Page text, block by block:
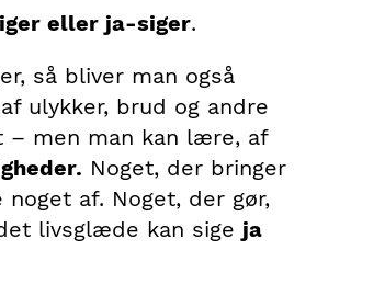
eller ja-siger.
så bliver man også
ulykker, brud og andre
– men man kan lære, af
Noget, der bringer
af. Noget, der gør,
livsglæde kan sige ja